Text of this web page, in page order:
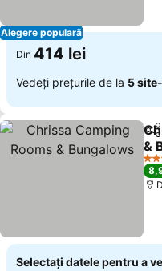
Alegere populară
Din 414 lei
Vedeți prețurile de la 5
&
4
Selectați datele pentru a